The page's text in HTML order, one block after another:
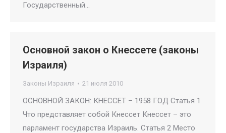
Государственный…
Основной закон о Кнессете (законы
Израиля)
Законы Израиля 21 июля 2010
ОСНОВНОЙ ЗАКОН: КНЕССЕТ – 1958 ГОД Статья 1
Что представляет собой Кнессет Кнессет – это
парламент государства Израиль. Статья 2 Место